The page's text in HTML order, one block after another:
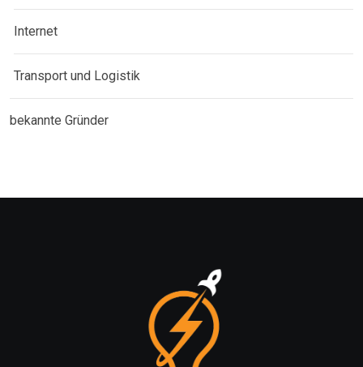
Internet
Transport und Logistik
bekannte Gründer